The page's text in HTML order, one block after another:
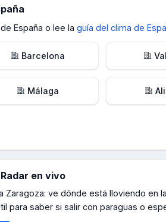
España o lee la guía del clima de
Barcelona
Málaga
Radar en vivo
Zaragoza: ve dónde está lloviendo en
para saber si salir con paraguas o